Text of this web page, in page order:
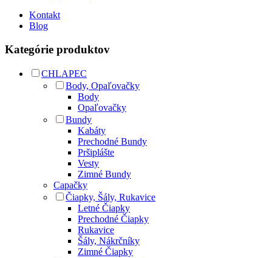
Kontakt
Blog
Kategórie produktov
CHLAPEC
Body, Opaľovačky
Body
Opaľovačky
Bundy
Kabáty
Prechodné Bundy
Pršiplášte
Vesty
Zimné Bundy
Capačky
Čiapky, Šály, Rukavice
Letné Čiapky
Prechodné Čiapky
Rukavice
Šály, Nákrčníky
Zimné Čiapky